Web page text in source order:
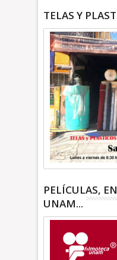
TELAS Y
PELÍCULAS,
UNAM...